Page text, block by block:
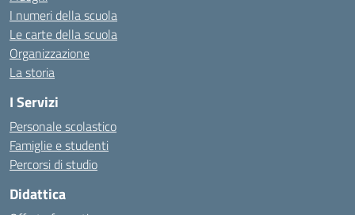
I numeri della scuola
Le carte della scuola
Organizzazione
La storia
I Servizi
Personale scolastico
Famiglie e studenti
Percorsi di studio
Didattica